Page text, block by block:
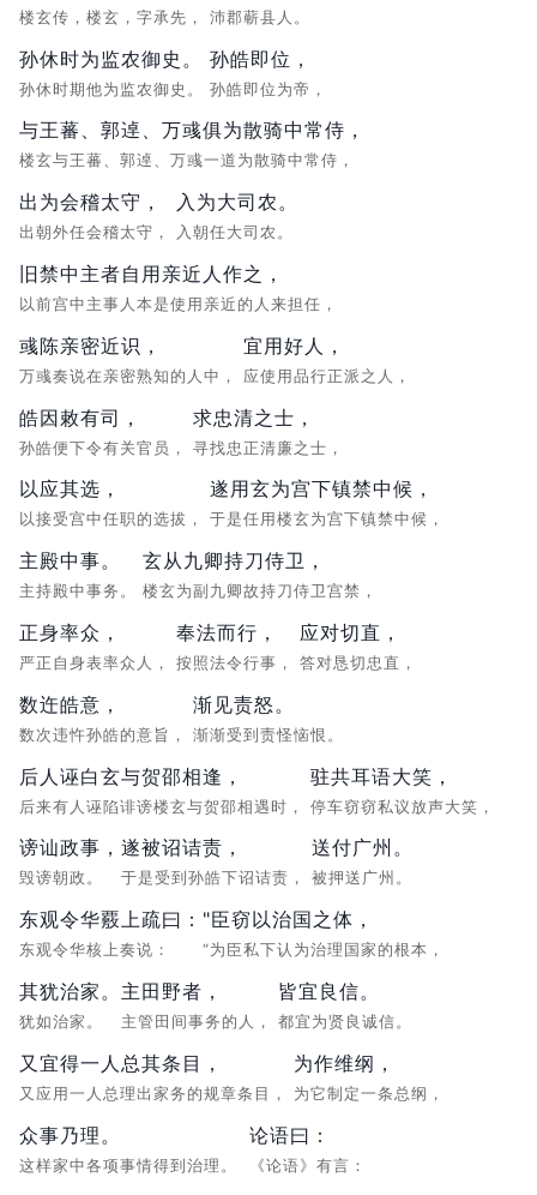
楼玄传，楼玄，字承先， 沛郡蕲县人。
孙休时为监农御史。
孙休时期他为监农御史。
孙皓即位，
孙皓即位为帝，
与王蕃、郭逴、万彧俱为散骑中常侍，
楼玄与王蕃、郭逴、万彧一道为散骑中常侍，
出为会稽太守，
出朝外任会稽太守，
入为大司农。
入朝任大司农。
旧禁中主者自用亲近人作之，
以前宫中主事人本是使用亲近的人来担任，
彧陈亲密近识，
万彧奏说在亲密熟知的人中，
宜用好人，
应使用品行正派之人，
皓因敕有司，
孙皓便下令有关官员，
求忠清之士，
寻找忠正清廉之士，
以应其选，
以接受宫中任职的选拔，
遂用玄为宫下镇禁中候，
于是任用楼玄为宫下镇禁中候，
主殿中事。
主持殿中事务。
玄从九卿持刀侍卫，
楼玄为副九卿故持刀侍卫宫禁，
正身率众，
严正自身表率众人，
奉法而行，
按照法令行事，
应对切直，
答对恳切忠直，
数迕皓意，
数次违忤孙皓的意旨，
渐见责怒。
渐渐受到责怪恼恨。
后人诬白玄与贺邵相逢，
后来有人诬陷诽谤楼玄与贺邵相遇时，
驻共耳语大笑，
停车窃窃私议放声大笑，
谤讪政事，
毁谤朝政。
遂被诏诘责，
于是受到孙皓下诏诘责，
送付广州。
被押送广州。
东观令华覈上疏曰：
东观令华核上奏说：
"臣窃以治国之体，
“为臣私下认为治理国家的根本，
其犹治家。
犹如治家。
主田野者，
主管田间事务的人，
皆宜良信。
都宜为贤良诚信。
又宜得一人总其条目，
又应用一人总理出家务的规章条目，
为作维纲，
为它制定一条总纲，
众事乃理。
这样家中各项事情得到治理。
论语曰：
《论语》有言：